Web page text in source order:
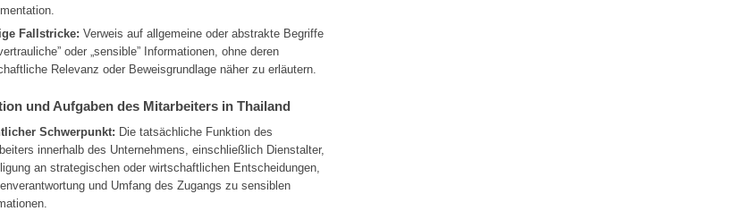
Fallstricke: Verweis auf allgemeine oder abstrakte Begriffe
oder „sensible” Informationen, ohne deren
Relevanz oder Beweisgrundlage näher zu erläutern.
und Aufgaben des Mitarbeiters in Thailand
Schwerpunkt: Die tatsächliche Funktion des
innerhalb des Unternehmens, einschließlich Dienstalter,
an strategischen oder wirtschaftlichen Entscheidungen,
und Umfang des Zugangs zu sensiblen